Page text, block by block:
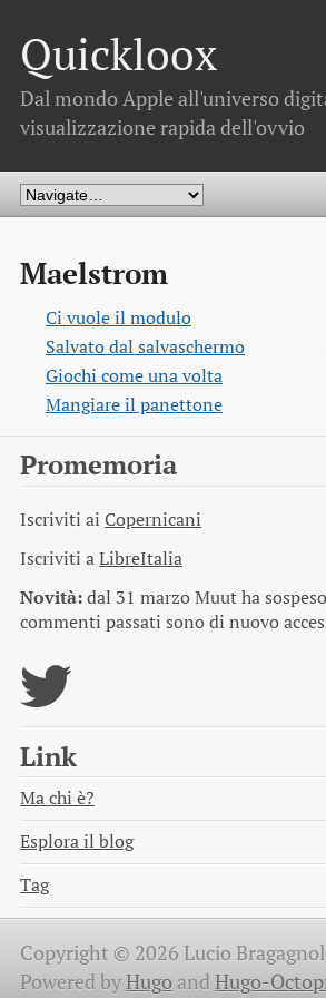
Quickloox
Dal mondo Apple all'universo
visualizzazione rapida dell'ovvio
Maelstrom
Ci vuole il modulo
Salvato dal salvaschermo
Giochi come una volta
Mangiare il panettone
Promemoria
Iscriviti ai Copernicani
Iscriviti aLibreItalia
Novità:dal 31 marzo Muut ha
commenti passati sono di nuovo
Link
Ma chi è?
Esplora il blog
Tag
Copyright © 2026 Lucio
Powered byHugo and Hugo-